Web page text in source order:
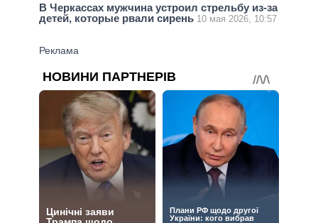
В Черкассах мужчина устроил стрельбу из-за
детей, которые рвали сирень 10 мая 2026, 10:57